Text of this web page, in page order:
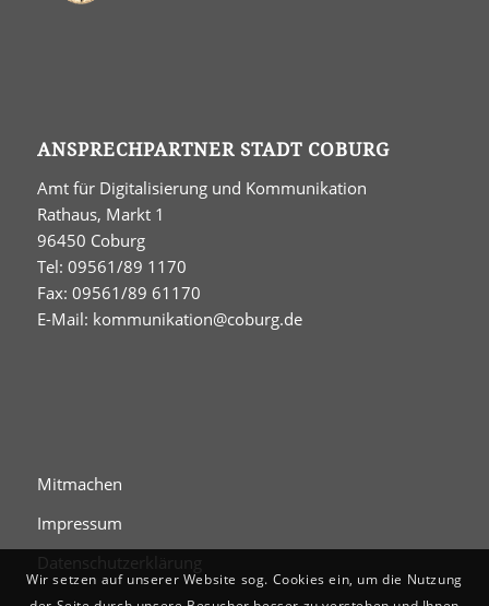
ANSPRECHPARTNER STADT COBURG
Amt für Digitalisierung und Kommunikation
Rathaus, Markt 1
96450 Coburg
Tel: 09561/89 1170
Fax: 09561/89 61170
E-Mail: kommunikation@coburg.de
Mitmachen
Impressum
Datenschutzerklärung
Wir setzen auf unserer Website sog. Cookies ein, um die Nutzung